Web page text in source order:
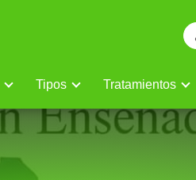
Tipos Tratamientos